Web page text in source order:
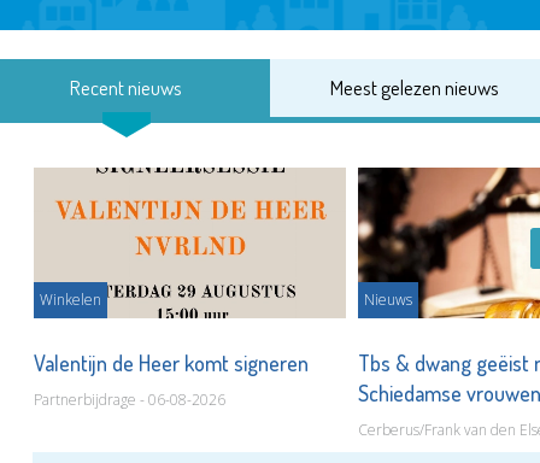
Recent nieuws Meest gelezen nieuws
Winkelen
Valentijn de Heer komt signeren
Partnerbijdrage - 06-08-2026
Nieuws
Tbs & dwang geëist
Schiedamse
Cerberus/Frank van den